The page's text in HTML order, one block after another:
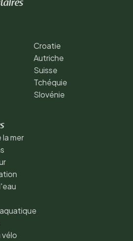
Croatie
Autriche
Suisse
Tchéquie
Slovénie
la mer
vélo